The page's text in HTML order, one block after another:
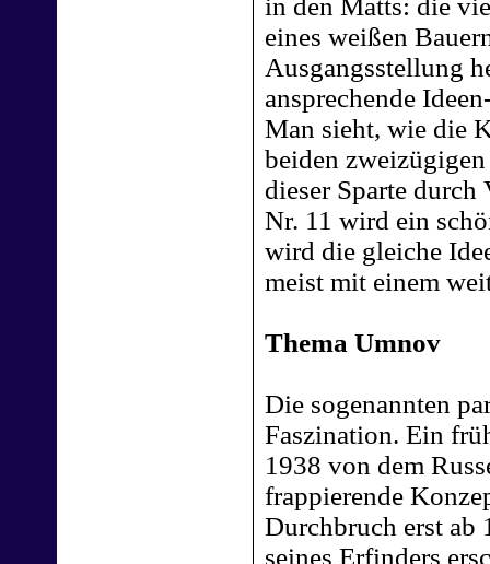
in den Matts: die
eines weißen
Ausgangsstellung
ansprechende
Man sieht, wie die
beiden
dieser Sparte
Nr. 11 wird ein
wird die gleiche
meist mit einem
Thema Umnov
Die sogenannten
Faszination. Ein
1938 von dem
frappierende
Durchbruch erst ab
seines Erfinders